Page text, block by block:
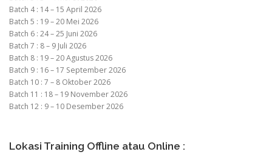
Batch 4 : 14 – 15 April 2026
Batch 5 : 19 – 20 Mei 2026
Batch 6 : 24 – 25 Juni 2026
Batch 7 : 8 – 9 Juli 2026
Batch 8 : 19 – 20 Agustus 2026
Batch 9 : 16 – 17 September 2026
Batch 10 : 7 – 8 Oktober 2026
Batch 11 : 18 – 19 November 2026
Batch 12 : 9 – 10 Desember 2026
Lokasi Training Offline atau Online :